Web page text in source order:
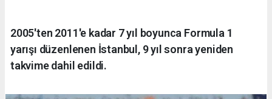
2005'ten 2011'e kadar 7 yıl boyunca Formula 1
yarışı düzenlenen İstanbul, 9 yıl sonra yeniden
takvime dahil edildi.